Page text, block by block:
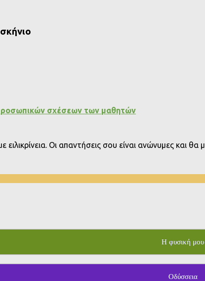
σχέσεων των μαθητών
ειλικρίνεια. Οι απαντήσεις σου είναι ανώνυμες και
Η φυσική μου
Οδύσσεια